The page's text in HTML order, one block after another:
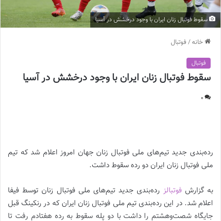
سقوط فوتبال زنان ایران با وجود درخشش در آسیا
خانه/ فوتبال
فوتبال
سقوط فوتبال زنان ایران با وجود درخشش در آسیا
0
رده‌بندی جدید تیم‌های ملی فوتبال زنان جهان امروز اعلام شد که تیم
ملی فوتبال زنان ایران دو رده سقوط داشت.
به گزارش فوتبالز رده‌بندی جدید تیم‌های ملی فوتبال زنان توسط فیفا
اعلام شد. در این رده‌بندی تیم ملی فوتبال زنان ایران که در رنکینگ قبل
جایگاه شصت‌و‌هشتم را داشت با دو پله سقوط به رده هفتادم رفت تا